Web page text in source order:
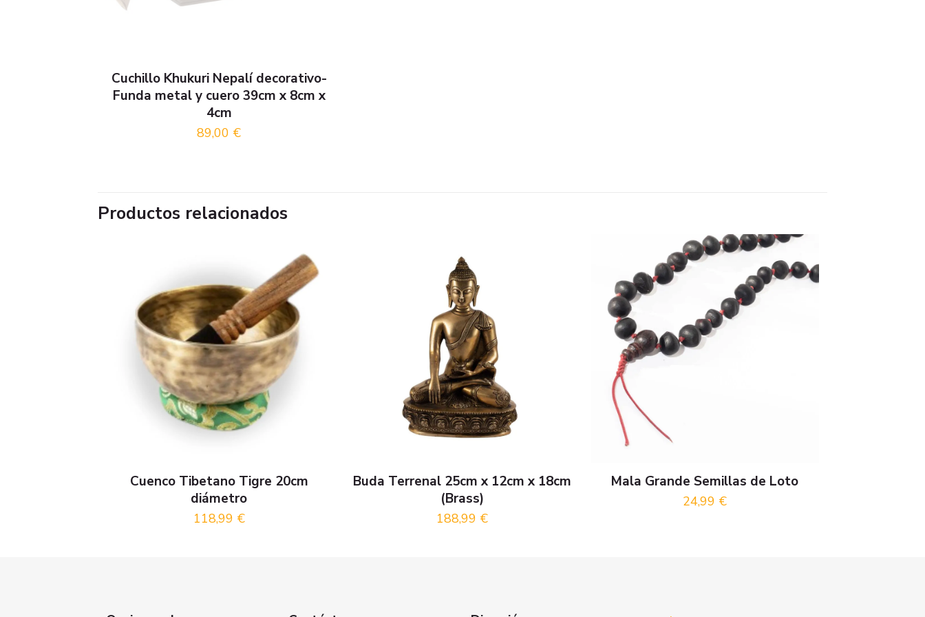
Cuchillo Khukuri Nepalí decorativo-
Funda metal y cuero 39cm x 8cm x
4cm
89,00 €
Productos relacionados
Cuenco Tibetano Tigre 20cm
diámetro
118,99 €
Buda Terrenal 25cm x 12cm x 18cm
(Brass)
188,99 €
Mala Grande Semillas de Loto
24,99 €